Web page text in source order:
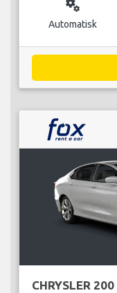
miscellaneous_services
Automatisk
CHRYSLER 200